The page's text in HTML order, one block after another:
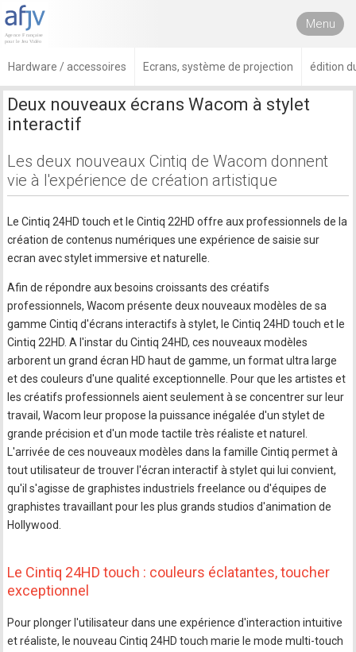
Menu
Hardware / accessoires Ecrans, système de projection édition
Deux nouveaux écrans Wacom à stylet
interactif
Les deux nouveaux Cintiq de Wacom donnent
vie à l'expérience de création artistique
Le Cintiq 24HD touch et le Cintiq 22HD offre aux professionnels de la
création de contenus numériques une expérience de saisie sur
ecran avec stylet immersive et naturelle.
Afin de répondre aux besoins croissants des créatifs
professionnels, Wacom présente deux nouveaux modèles de sa
gamme Cintiq d'écrans interactifs à stylet, le Cintiq 24HD touch et le
Cintiq 22HD. A l'instar du Cintiq 24HD, ces nouveaux modèles
arborent un grand écran HD haut de gamme, un format ultra large
et des couleurs d'une qualité exceptionnelle. Pour que les artistes et
les créatifs professionnels aient seulement à se concentrer sur leur
travail, Wacom leur propose la puissance inégalée d'un stylet de
grande précision et d'un mode tactile très réaliste et naturel.
L'arrivée de ces nouveaux modèles dans la famille Cintiq permet à
tout utilisateur de trouver l'écran interactif à stylet qui lui convient,
qu'il s'agisse de graphistes industriels freelance ou d'équipes de
graphistes travaillant pour les plus grands studios d'animation de
Hollywood.
Le Cintiq 24HD touch : couleurs éclatantes, toucher
exceptionnel
Pour plonger l'utilisateur dans une expérience d'interaction intuitive
et réaliste, le nouveau Cintiq 24HD touch marie le mode multi-touch